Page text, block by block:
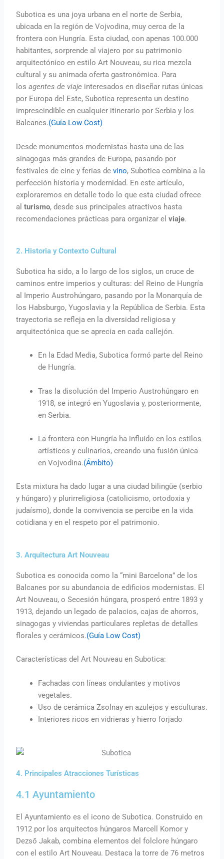
Subotica es una joya urbana en el norte de Serbia,
ubicada en la región de Vojvodina, muy cerca de la
frontera con Hungría. Esta ciudad, con apenas 100.000
habitantes, sorprende al viajero por su patrimonio
arquitectónico en estilo Art Nouveau, su rica mezcla
cultural y su animada oferta gastronómica. Para
losagentes de viaje interesados en diseñar rutas únicas
por Europa del Este, Subotica representa un destino
imprescindible en cualquier itinerario por Serbia y los
Balcanes.(Guía Low Cost)
Desde monumentos modernistas hasta una de las
sinagogas más grandes de Europa, pasando por
festivales de cine y ferias devino, Subotica combina a la
perfección historia y modernidad. En este artículo,
exploraremos en detalle todo lo que esta ciudad ofrece
alturismo, desde sus principales atractivos hasta
recomendaciones prácticas para organizar elviaje.
2. Historia y Contexto Cultural
Subotica ha sido, a lo largo de los siglos, un cruce de
caminos entre imperios y culturas: del Reino de Hungría
al Imperio Austrohúngaro, pasando por la Monarquía de
los Habsburgo, Yugoslavia y la República de Serbia. Esta
trayectoria se refleja en la diversidad religiosa y
arquitectónica que se aprecia en cada callejón.
En la Edad Media, Subotica formó parte del Reino
de Hungría.
Tras la disolución del Imperio Austrohúngaro en
1918, se integró en Yugoslavia y, posteriormente,
en Serbia.
La frontera con Hungría ha influido en los estilos
artísticos y culinarios, creando una fusión única
en Vojvodina.(Ámbito)
Esta mixtura ha dado lugar a una ciudad bilingüe (serbio
y húngaro) y plurirreligiosa (catolicismo, ortodoxia y
judaísmo), donde la convivencia se percibe en la vida
cotidiana y en el respeto por el patrimonio.
3. Arquitectura Art Nouveau
Subotica es conocida como la “mini Barcelona” de los
Balcanes por su abundancia de edificios modernistas. El
Art Nouveau, o Secesión húngara, prosperó entre 1893 y
1913, dejando un legado de palacios, cajas de ahorros,
sinagogas y viviendas particulares repletas de detalles
florales y cerámicos.(Guía Low Cost)
Características del Art Nouveau en Subotica:
Fachadas con líneas ondulantes y motivos
vegetales.
Uso de cerámica Zsolnay en azulejos y esculturas.
Interiores ricos en vidrieras y hierro forjado
4. Principales Atracciones Turísticas
4.1 Ayuntamiento
El Ayuntamiento es el icono de Subotica. Construido en
1912 por los arquitectos húngaros Marcell Komor y
Dezső Jakab, combina elementos del folclore húngaro
con el estilo Art Nouveau. Destaca la torre de 76 metros